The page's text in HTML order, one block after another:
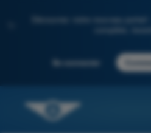
Découvrez notre nouveau portail
Se connecter